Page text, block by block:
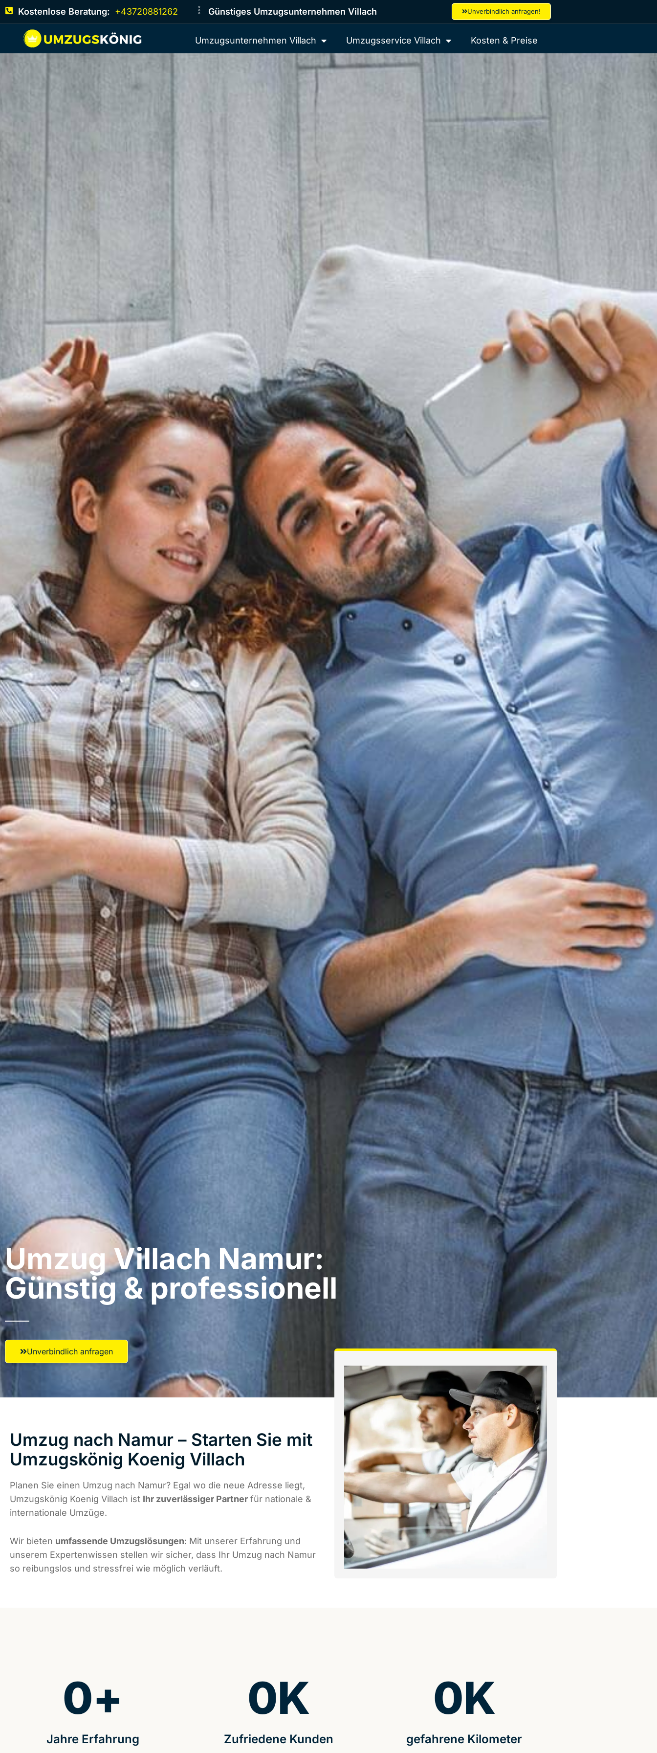
Kostenlose Beratung: +43720881262 Günstiges Umzugsunternehmen Villach Unverbindlich anfragen!
Umzugsunternehmen Villach Umzugsservice Villach Kosten & Preise
Umzug Villach​ Namur:
Günstig & professionell​
Unverbindlich anfragen
Umzug nach Namur – Starten Sie mit
Umzugskönig Koenig Villach
Planen Sie einen Umzug nach Namur? Egal wo die neue Adresse liegt,
Umzugskönig Koenig Villach ist Ihr zuverlässiger Partner für nationale &
internationale Umzüge.
Wir bieten umfassende Umzugslösungen: Mit unserer Erfahrung und
unserem Expertenwissen stellen wir sicher, dass Ihr Umzug nach Namur
so reibungslos und stressfrei wie möglich verläuft.
Jahre Erfahrung
0+
Zufriedene Kunden
0K
gefahrene Kilometer
0K